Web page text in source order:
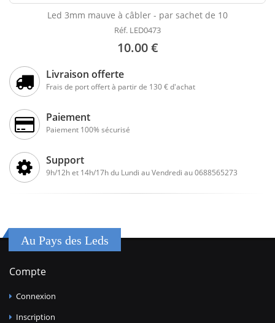
Led 3mm mauve à câbler - par sachet de 10
Réf. LED0473
10.00 €
Livraison offerte
Frais de port offert à partir de 130 € d'achat
Paiement
Paiement 100% sécurisé
Support
9h/12h et 14h/17h du Lundi au Vendredi au 0688565273
Au Pays des Leds
Compte
Connexion
Inscription